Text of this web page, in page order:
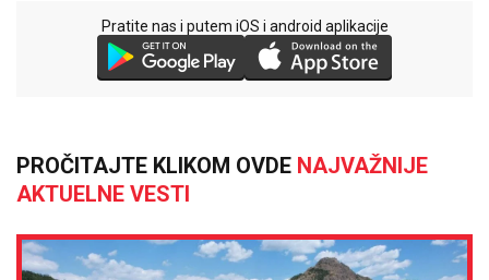
Pratite nas i putem iOS i android aplikacije
PROČITAJTE KLIKOM OVDE NAJVAŽNIJE
AKTUELNE VESTI